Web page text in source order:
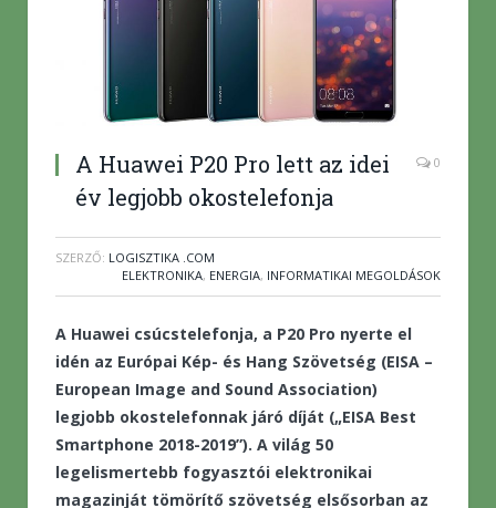
A Huawei P20 Pro lett az idei
év legjobb okostelefonja
0
SZERZŐ: LOGISZTIKA .COM
ELEKTRONIKA, ENERGIA, INFORMATIKAI MEGOLDÁSOK
A Huawei csúcstelefonja, a P20 Pro nyerte el
idén az Európai Kép- és Hang Szövetség (EISA –
European Image and Sound Association)
legjobb okostelefonnak járó díját („EISA Best
Smartphone 2018-2019”). A világ 50
legelismertebb fogyasztói elektronikai
magazinját tömörítő szövetség elsősorban az